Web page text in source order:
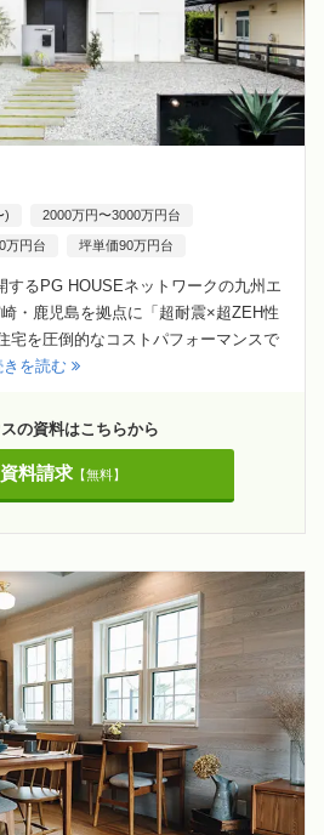
) 2000万円〜3000万円台
万円台 坪単価90万円台
するPG HOUSEネットワークの九州エ
・鹿児島を拠点に「超耐震×超ZEH性
宅を圧倒的なコストパフォーマンスで
きを読む
の資料はこちらから
料請求【無料】